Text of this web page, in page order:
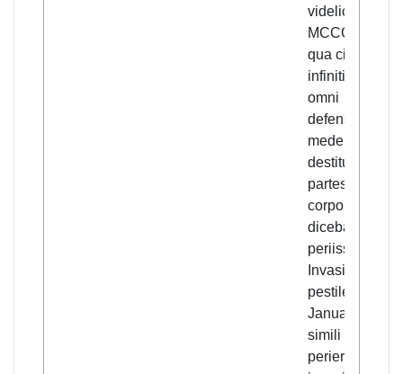
videlicet anno
MCCCXLIIII, in
qua civitate
infiniti
omni
defensione et
medela
destituta. Due
partes autem
corporum
dicebantur
periisse.
Invasitque
pestilencia
Januam ubi
simili modo
perierunt;